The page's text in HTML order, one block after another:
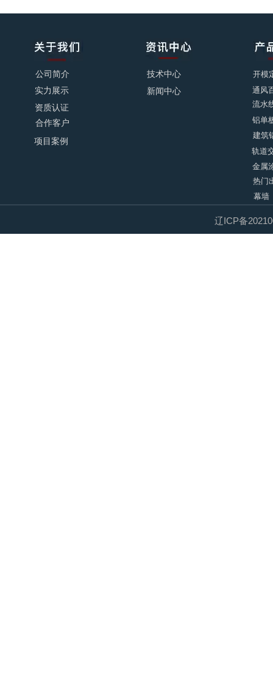
公司简介
实力展示
资质认证
合作客户
技术中心
新闻中心
铝单
建筑
轨道
金属
开模
通风
流水
热门
项目案例
辽ICP备
幕墙